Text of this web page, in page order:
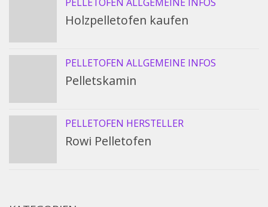
Holzpelletofen kaufen
PELLETOFEN ALLGEMEINE INFOS
Pelletskamin
PELLETOFEN HERSTELLER
Rowi Pelletofen